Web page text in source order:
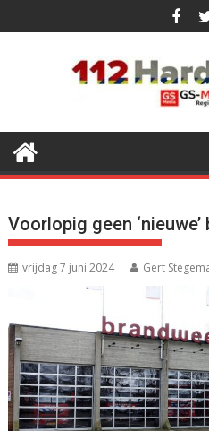
naar
Voorlopig geen
vrijdag 7 juni 2024 Gert